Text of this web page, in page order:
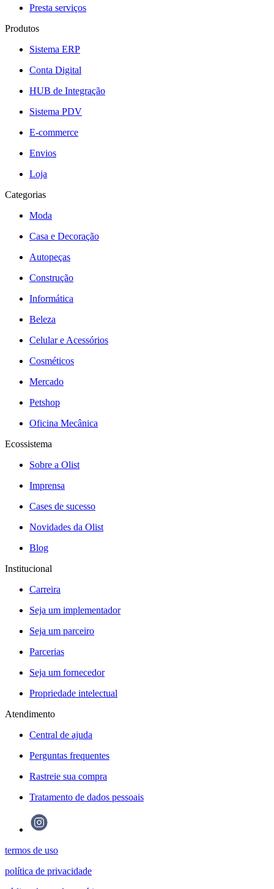
Presta serviços
Produtos
Sistema ERP
Conta Digital
HUB de Integração
Sistema PDV
E-commerce
Envios
Loja
Categorias
Moda
Casa e Decoração
Autopeças
Construção
Informática
Beleza
Celular e Acessórios
Cosméticos
Mercado
Petshop
Oficina Mecânica
Ecossistema
Sobre a Olist
Imprensa
Cases de sucesso
Novidades da Olist
Blog
Institucional
Carreira
Seja um implementador
Seja um parceiro
Parcerias
Seja um fornecedor
Propriedade intelectual
Atendimento
Central de ajuda
Perguntas frequentes
Rastreie sua compra
Tratamento de dados pessoais
termos de uso
política de privacidade